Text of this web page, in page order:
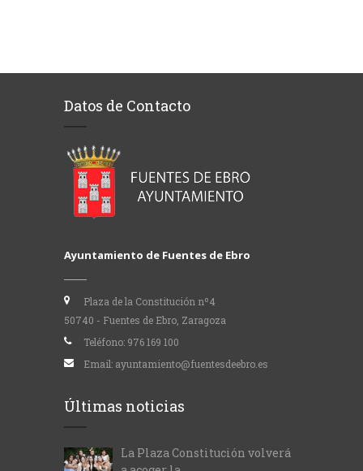
Datos de Contacto
Ayuntamiento de Fuentes de Ebro
Plaza de la Constitución nº4
50740 - Fuentes de Ebro, Zaragoza
Teléfono: 976 169 100
Email: ayuntamiento@fuentesdeebro.es
Últimas noticias
La Plaza Constitución volverá